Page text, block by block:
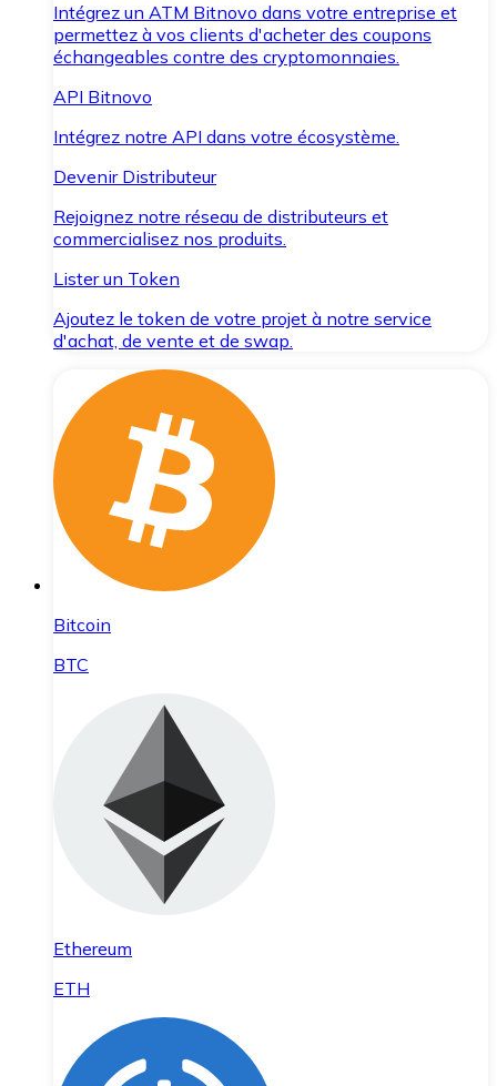
Intégrez un ATM Bitnovo dans votre entreprise et
permettez à vos clients d'acheter des coupons
échangeables contre des cryptomonnaies.
API Bitnovo
Intégrez notre API dans votre écosystème.
Devenir Distributeur
Rejoignez notre réseau de distributeurs et
commercialisez nos produits.
Lister un Token
Ajoutez le token de votre projet à notre service
d'achat, de vente et de swap.
Bitcoin
BTC
Ethereum
ETH